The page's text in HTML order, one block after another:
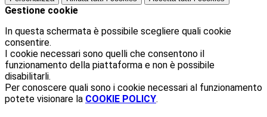
Gestione cookie
In questa schermata è possibile scegliere quali cookie
consentire.
I cookie necessari sono quelli che consentono il
funzionamento della piattaforma e non è possibile
disabilitarli.
Per conoscere quali sono i cookie necessari al funzionamento
potete visionare la COOKIE POLICY.